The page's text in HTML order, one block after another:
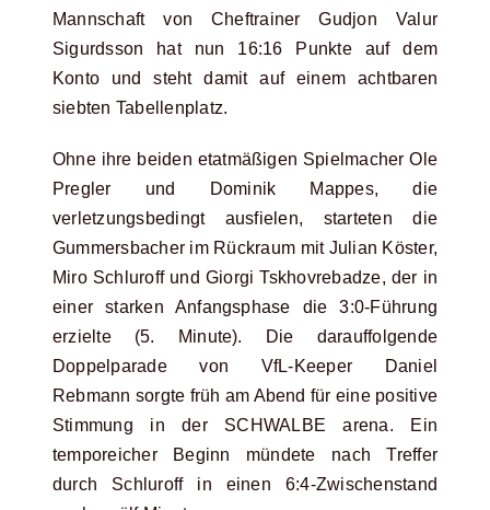
Mannschaft von Cheftrainer Gudjon Valur
Sigurdsson hat nun 16:16 Punkte auf dem
Konto und steht damit auf einem achtbaren
siebten Tabellenplatz.
Ohne ihre beiden etatmäßigen Spielmacher Ole
Pregler und Dominik Mappes, die
verletzungsbedingt ausfielen, starteten die
Gummersbacher im Rückraum mit Julian Köster,
Miro Schluroff und Giorgi Tskhovrebadze, der in
einer starken Anfangsphase die 3:0-Führung
erzielte (5. Minute). Die darauffolgende
Doppelparade von VfL-Keeper Daniel
Rebmann sorgte früh am Abend für eine positive
Stimmung in der SCHWALBE arena. Ein
temporeicher Beginn mündete nach Treffer
durch Schluroff in einen 6:4-Zwischenstand